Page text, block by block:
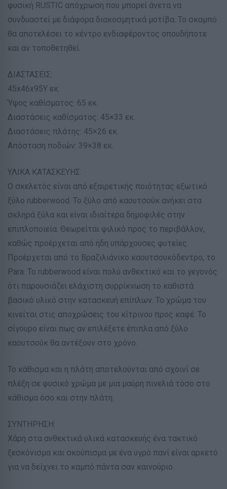
φυσική RUSTIC απόχρωση που μπορεί άνετα να
συνδυαστεί με διάφορα διακοσμητικά μοτίβα. Το σκαμπό
θα αποτελέσει το κέντρο ενδιαφέροντος οπουδήποτε
και αν τοποθετηθεί.
ΔΙΑΣΤΑΣΕΙΣ:
45x46x95Υ εκ.
Ύψος καθίσματος: 65 εκ.
Διαστάσεις καθίσματος: 45×33 εκ.
Διαστάσεις πλάτης: 45×26 εκ.
Απόσταση ποδιών: 39×38 εκ.
ΥΛΙΚΑ ΚΑΤΑΣΚΕΥΗΣ:
Ο σκελετός είναι από εξαιρετικής ποιότητας εξωτικό
ξύλο rubberwood. Το ξύλο από καουτσούκ ανήκει στα
σκληρά ξύλα και είναι ιδιαίτερα δημοφιλές στην
επιπλοποιεία. Θεωρείται φιλικό προς το περιβάλλον,
καθώς προέρχεται από ήδη υπάρχουσες φυτείες.
Προέρχεται από το Βραζιλιάνικο καουτσουκόδεντρο, το
Para. Το rubberwood είναι πολύ ανθεκτικό και το γεγονός
ότι παρουσιάζει ελάχιστη συρρίκνωση το καθιστά
βασικό υλικό στην κατασκευή επίπλων. Το χρώμα του
κινείται στις αποχρώσεις του κίτρινου προς καφέ. Το
σίγουρο είναι πως αν επιλέξετε έπιπλα από ξύλο
καουτσούκ θα αντέξουν στο χρόνο.
Το κάθισμα και η πλάτη αποτελούνται από σχοινί σε
πλέξη σε φυσικό χρώμα με μια μαύρη πινελιά τόσο στο
κάθισμα όσο και στην πλάτη.
ΣΥΝΤΗΡΗΣΗ:
Χάρη στα ανθεκτικά υλικά κατασκευής ένα τακτικό
ξεσκόνισμα και σκούπισμα με ένα υγρό πανί είναι αρκετό
για να δείχνει το καμπό πάντα σαν καινούριο.